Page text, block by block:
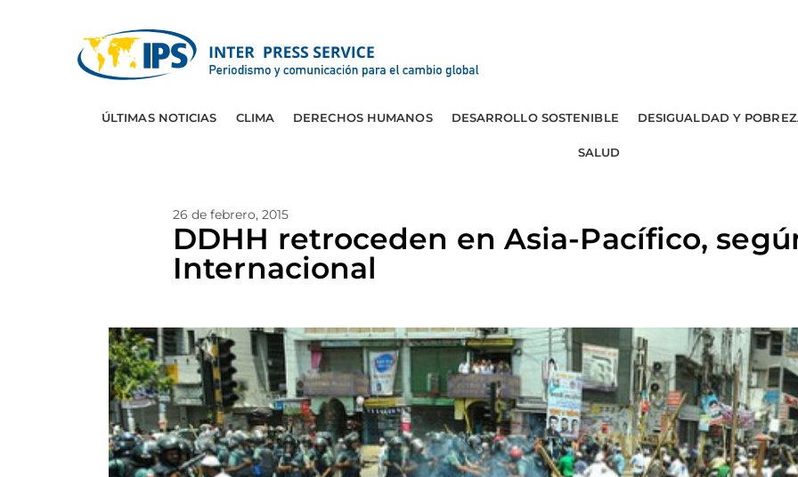
ÚLTIMAS NOTICIAS CLIMA DERECHOS HUMANOS DESARROLLO SOSTENIBLE DESIGUALDAD Y
SALUD
26 de febrero, 2015
DDHH retroceden en Asia-Pacífico,
Internacional